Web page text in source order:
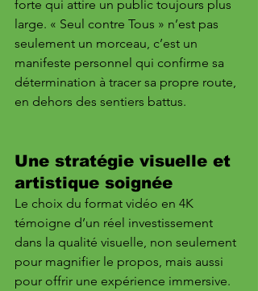
forte qui attire un public toujours plus
large. « Seul contre Tous » n’est pas
seulement un morceau, c’est un
manifeste personnel qui confirme sa
détermination à tracer sa propre route,
en dehors des sentiers battus.
Une stratégie visuelle et
artistique soignée
Le choix du format vidéo en 4K
témoigne d’un réel investissement
dans la qualité visuelle, non seulement
pour magnifier le propos, mais aussi
pour offrir une expérience immersive.